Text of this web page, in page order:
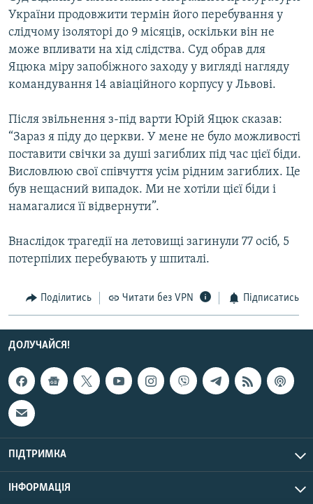
КРИМ РЕАЛІЇ
РУС
УКР
КТАТ
Усі сайти RFE/RL
України продовжити термін його перебування у
слідчому ізоляторі до 9 місяців, оскільки він не
може впливати на хід слідства. Суд обрав для
Яцюка міру запобіжного заходу у вигляді нагляду
командування 14 авіаційного корпусу у Львові.
Після звільнення з-під варти Юрій Яцюк сказав:
“Зараз я піду до церкви. У мене не було можливості
поставити свічки за душі загиблих під час цієї біди.
Висловлюю свої співчуття усім рідним загиблих. Це
був нещасний випадок. Ми не хотіли цієї біди і
намагалися її відвернути”.
Внаслідок трагедії на летовищі загинули 77 осіб, 5
потерпілих перебувають у шпиталі.
Поділитись Читати без VPN Підписатись
ДОЛУЧАЙСЯ!
ПІДТРИМКА
ІНФОРМАЦІЯ